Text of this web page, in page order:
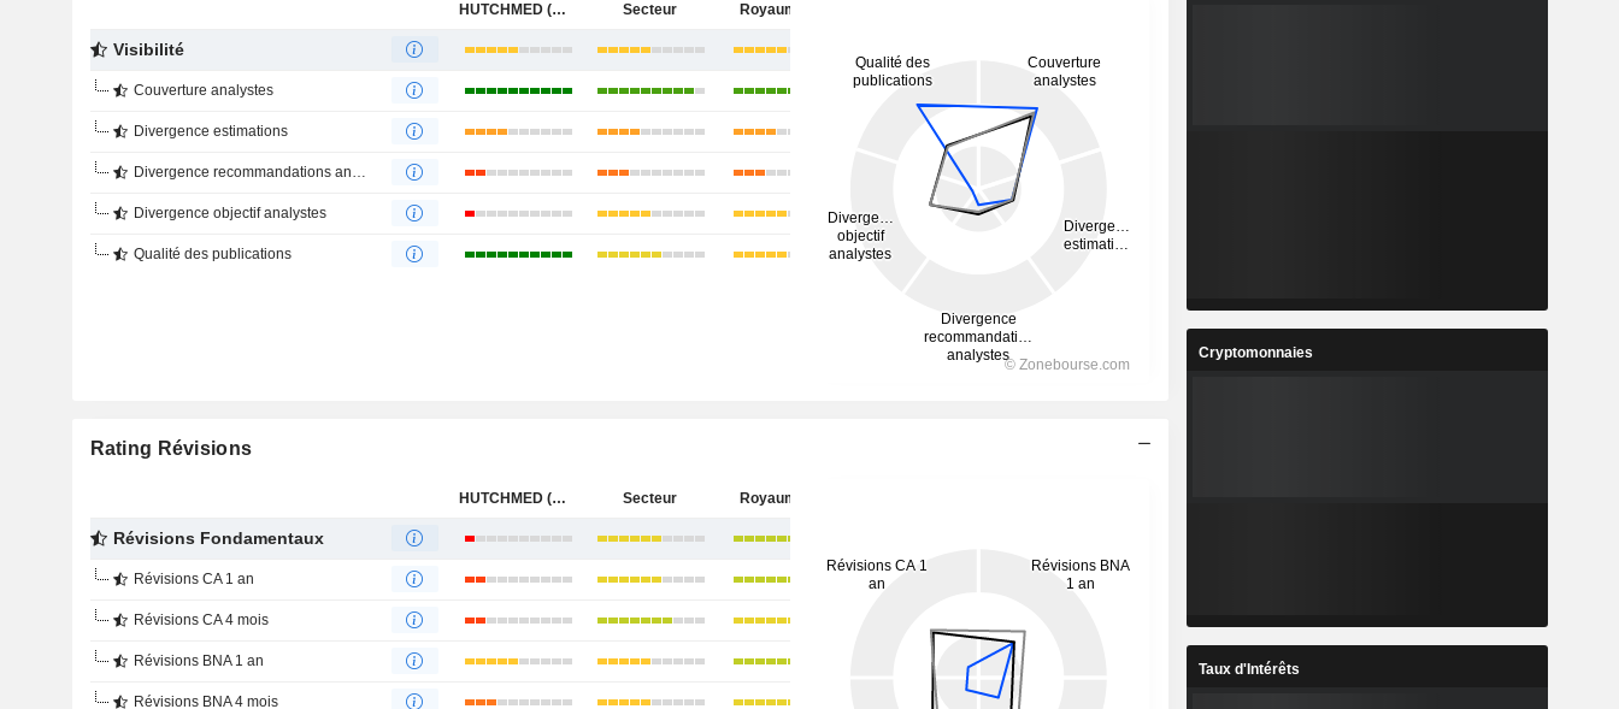
HUTCHMED (China) Limited Secteur Royaume-Uni
Visibilité
Couverture analystes
Divergence estimations
Divergence recommandations analystes
Divergence objectif analystes
Qualité des publications
Rating Révisions
HUTCHMED (China) Limited Secteur Royaume-Uni
Révisions Fondamentaux
Révisions CA 1 an
Révisions CA 4 mois
Révisions BNA 1 an
Révisions BNA 4 mois
Cryptomonnaies
Taux d'Intérêts